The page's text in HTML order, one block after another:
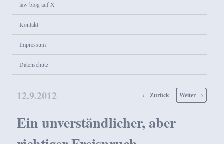
law blog auf X
Kontakt
Impressum
Datenschutz
Beitragsnavigation
← Zurück Weiter →
Ein unverständlicher, aber
12.9.2012